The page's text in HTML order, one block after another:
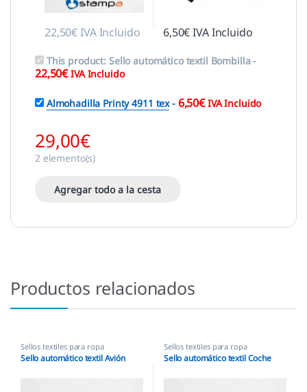
22,50€IVA Incluido 6,50€IVA Incluido
This product: Sello automático textil Bombilla-
22,50€ IVA Incluido
Almohadilla Printy 4911 tex- 6,50€ IVA Incluido
29,00€
2 elemento(s)
Agregar todo a la cesta
Productos relacionados
Sellos textiles para ropa
Sello automático textil Avión
Sellos textiles para ropa
Sello automático textil Coche